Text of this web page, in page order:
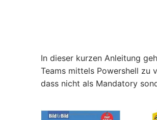
In dieser kurzen Anleitung
Teams mittels Powershell zu
dass nicht als Mandatory